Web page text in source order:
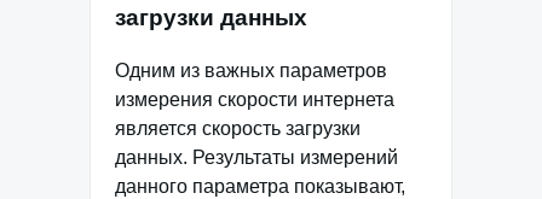
загрузки данных
Одним из важных параметров
измерения скорости интернета
является скорость загрузки
данных. Результаты измерений
данного параметра показывают,